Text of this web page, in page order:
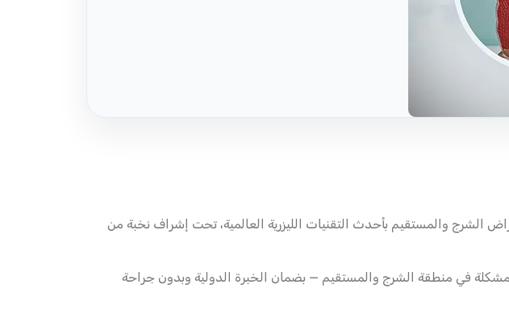
والمستقيم بأحدث التقنيات الليزرية العالمية، تحت إشراف نخبة من
مشكلة في منطقة الشرج والمستقيم — بضمان الخبرة الدولية وبدون جراحة